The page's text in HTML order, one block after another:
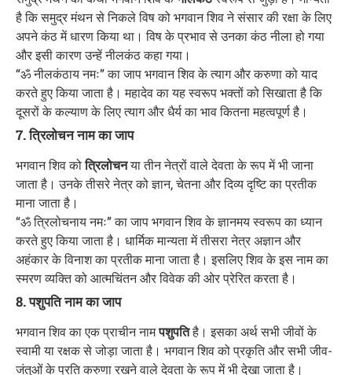
है कि समुद्र मंथन से निकले विष को भगवान शिव ने संसार की रक्षा के लिए
अपने कंठ में धारण किया था। विष के प्रभाव से उनका कंठ नीला हो गया
और इसी कारण उन्हें नीलकंठ कहा गया।
“ॐ नीलकंठाय नमः” का जाप भगवान शिव के त्याग और करुणा को याद
करते हुए किया जाता है। महादेव का यह स्वरूप भक्तों को सिखाता है कि
दूसरों के कल्याण के लिए त्याग और धैर्य का भाव कितना महत्वपूर्ण है।
7. त्रिलोचन नाम का जाप
भगवान शिव कोत्रिलोचनया तीन नेत्रों वाले देवता के रूप में भी जाना
जाता है। उनके तीसरे नेत्र को ज्ञान, चेतना और दिव्य दृष्टि का प्रतीक
माना जाता है।
“ॐ त्रिलोचनाय नमः” का जाप भगवान शिव के ज्ञानमय स्वरूप का ध्यान
करते हुए किया जाता है। धार्मिक मान्यता में तीसरा नेत्र अज्ञान और
अहंकार के विनाश का प्रतीक माना जाता है। इसलिए शिव के इस नाम का
स्मरण व्यक्ति को आत्मचिंतन और विवेक की ओर प्रेरित करता है।
8. पशुपति नाम का जाप
भगवान शिव का एक प्राचीन नामपशुपतिहै। इसका अर्थ सभी जीवों के
स्वामी या रक्षक से जोड़ा जाता है। भगवान शिव को प्रकृति और सभी जीव-
जंतुओं के प्रति करुणा रखने वाले देवता के रूप में भी देखा जाता है।